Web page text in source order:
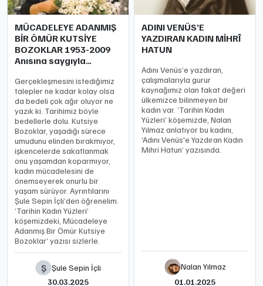
MÜCADELEYE ADANMIŞ
BİR ÖMÜR KUTSİYE
BOZOKLAR 1953-2009
Anısına saygıyla…
Gerçekleşmesini istediğimiz
talepler ne kadar kolay olsa
da bedeli çok ağır oluyor ne
yazık ki. Tarihimiz böyle
bedellerle dolu. Kutsiye
Bozoklar, yaşadığı sürece
umudunu elinden bırakmıyor,
işkencelerde sakatlanmak
onu yaşamdan koparmıyor,
kadın mücadelesini de
önemseyerek onurlu bir
yaşam sürüyor. Ayrıntılarını
Şule Sepin İçli’den öğrenelim.
‘Tarihin Kadın Yüzleri’
köşemizdeki, Mücadeleye
Adanmış Bir Ömür Kutsiye
Bozoklar’ yazısı sizlerle.
Ş Şule Sepin İçli
30.03.2025
ADINI VENÜS’E
YAZDIRAN KADIN MİHRÎ
HATUN
Adını Venüs’e yazdıran,
çalışmalarıyla gurur
kaynağımız olan fakat değeri
ülkemizce bilinmeyen bir
kadın var. ‘Tarihin Kadın
Yüzleri’ köşemizde, Nalan
Yılmaz anlatıyor bu kadını,
‘Adını Venüs'e Yazdıran Kadın
Mihri Hatun’ yazısında.
Nalan Yılmaz
01.01.2025